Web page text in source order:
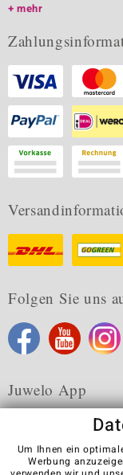
mehr
Folgen Sie uns
Juwelo App
Um Ihnen ein
Werbung